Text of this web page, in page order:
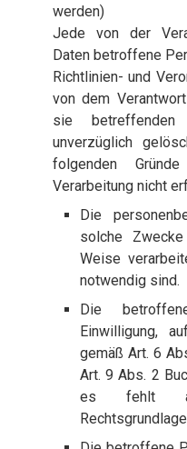
werden)
Jede von der
Daten betroffene
Richtlinien- und
von dem
sie betreffenden
unverzüglich
folgenden
Verarbeitung nicht
Die
solche
Weise
notwendig sind.
Die
Einwilligung,
gemäß Art. 6
Art. 9 Abs. 2
es fehlt